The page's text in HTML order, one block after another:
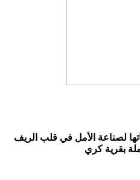
لصناعة الأمل في قلب الريف
بقرية كري